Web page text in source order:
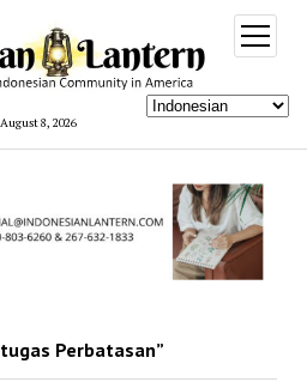
August 8, 2026
open
menu
Perbatasan”